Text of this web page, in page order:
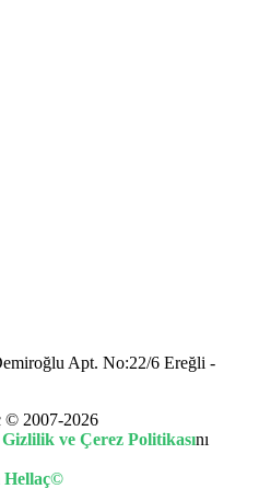
Apt. No:22/6 Ereğli -
© 2007-2026
Gizlilik ve Çerez Politikasını
Hellaç©